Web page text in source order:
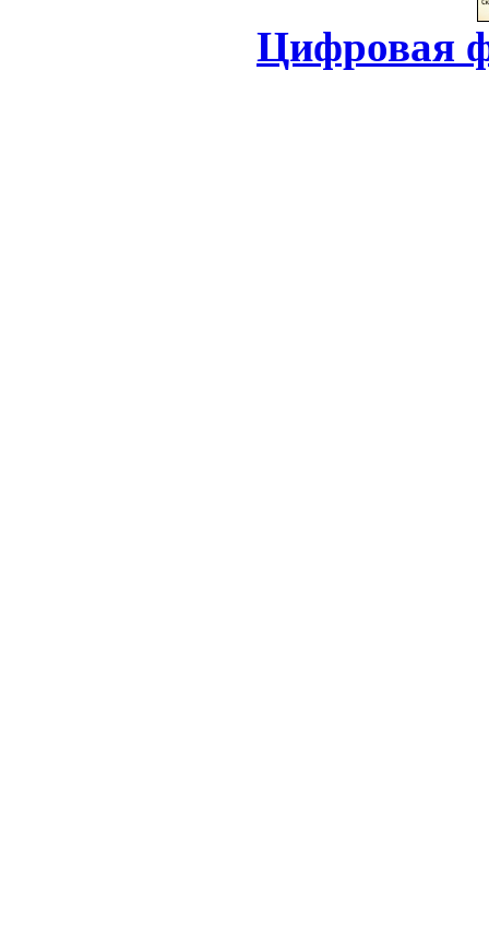
Цифровая